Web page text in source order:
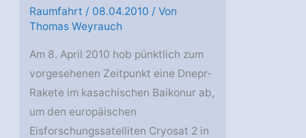
Raumfahrt / 08.04.2010 / Von
Thomas Weyrauch
Am 8. April 2010 hob pünktlich zum
vorgesehenen Zeitpunkt eine Dnepr-
Rakete im kasachischen Baikonur ab,
um den europäischen
Eisforschungssatelliten Cryosat 2 in